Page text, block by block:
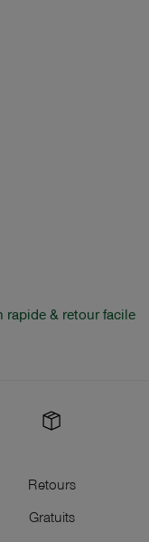
rapide & retour facile
Retours
Gratuits